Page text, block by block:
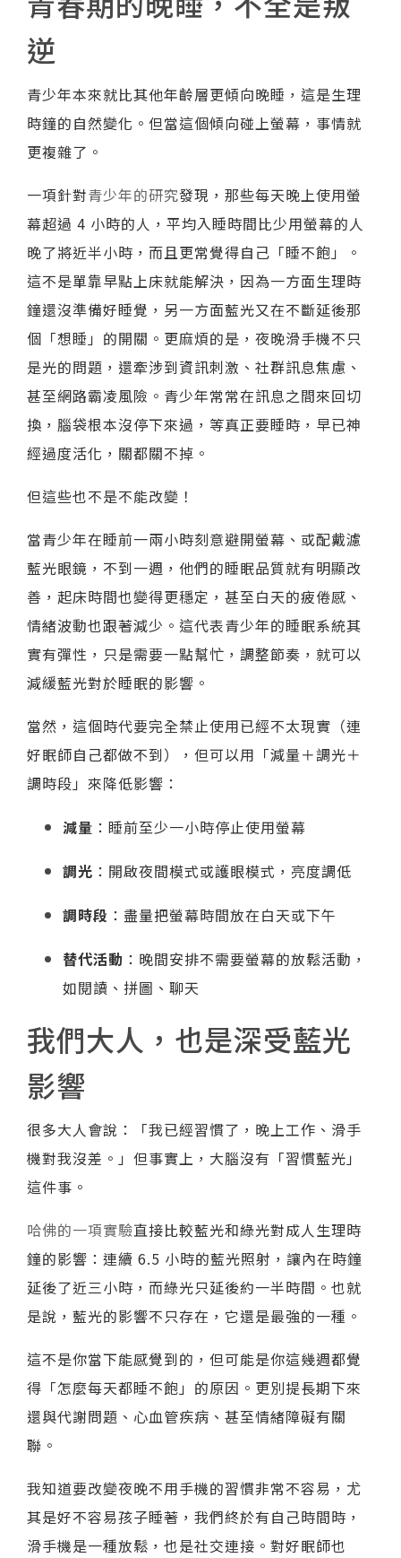
逆
青少年本來就比其他年齡層更傾向晚睡，這是生理
時鐘的自然變化。但當這個傾向碰上螢幕，事情就
更複雜了。
一項針對青少年的研究發現，那些每天晚上使用螢
幕超過 4 小時的人，平均入睡時間比少用螢幕的人
晚了將近半小時，而且更常覺得自己「睡不飽」。
這不是單靠早點上床就能解決，因為一方面生理時
鐘還沒準備好睡覺，另一方面藍光又在不斷延後那
個「想睡」的開關。更麻煩的是，夜晚滑手機不只
是光的問題，還牽涉到資訊刺激、社群訊息焦慮、
甚至網路霸凌風險。青少年常常在訊息之間來回切
換，腦袋根本沒停下來過，等真正要睡時，早已神
經過度活化，關都關不掉。
但這些也不是不能改變！
當青少年在睡前一兩小時刻意避開螢幕、或配戴濾
藍光眼鏡，不到一週，他們的睡眠品質就有明顯改
善，起床時間也變得更穩定，甚至白天的疲倦感、
情緒波動也跟著減少。這代表青少年的睡眠系統其
實有彈性，只是需要一點幫忙，調整節奏，就可以
減緩藍光對於睡眠的影響。
當然，這個時代要完全禁止使用已經不太現實（連
好眠師自己都做不到），但可以用「減量＋調光＋
調時段」來降低影響：
減量 ：睡前至少一小時停止使用螢幕
調光 ：開啟夜間模式或護眼模式，亮度調低
調時段 ：盡量把螢幕時間放在白天或下午
替代活動 ：晚間安排不需要螢幕的放鬆活動，
如閱讀、拼圖、聊天
我們大人，也是深受藍光
影響
很多大人會說：「我已經習慣了，晚上工作、滑手
機對我沒差。」但事實上，大腦沒有「習慣藍光」
這件事。
哈佛的一項實驗直接比較藍光和綠光對成人生理時
鐘的影響：連續 6.5 小時的藍光照射，讓內在時鐘
延後了近三小時，而綠光只延後約一半時間。也就
是說，藍光的影響不只存在，它還是最強的一種。
這不是你當下能感覺到的，但可能是你這幾週都覺
得「怎麼每天都睡不飽」的原因。更別提長期下來
還與代謝問題、心血管疾病、甚至情緒障礙有關
聯。
我知道要改變夜晚不用手機的習慣非常不容易，尤
其是好不容易孩子睡著，我們終於有自己時間時，
滑手機是一種放鬆，也是社交連接。對好眠師也